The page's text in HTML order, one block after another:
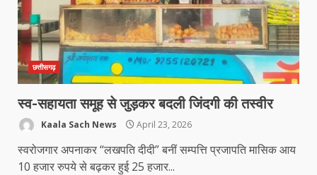
छत्तीसगढ़
स्व-सहायता समूह से जुड़कर बदली जिंदगी की तस्वीर
Kaala Sach News April 23, 2026
स्वरोजगार अपनाकर “लखपति दीदी” बनीं सम्पत्ति प्रजापति मासिक आय
10 हजार रुपये से बढ़कर हुई 25 हजार...